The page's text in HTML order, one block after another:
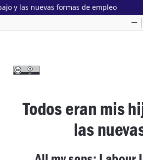
y las nuevas formas de empleo